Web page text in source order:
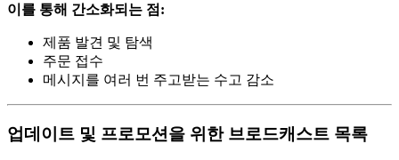
이를 통해 간소화되는 점:
제품 발견 및 탐색
주문 접수
메시지를 여러 번 주고받는 수고 감소
업데이트 및 프로모션을 위한 브로드캐스트 목록